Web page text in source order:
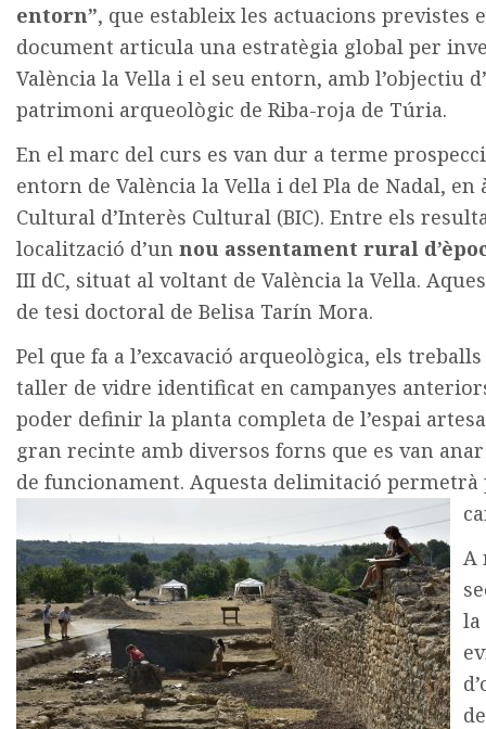
entorn”, que estableix les actuacions previstes
document articula una estratègia global per
València la Vella i el seu entorn, amb l’objectiu
patrimoni arqueològic de Riba-roja de Túria.
En el marc del curs es van dur a terme
entorn de València la Vella i del Pla de Nadal,
Cultural d’Interès Cultural (BIC). Entre els
localització d’un nou assentament rural
III dC, situat al voltant de València la Vella.
de tesi doctoral de Belisa Tarín Mora.
Pel que fa a l’excavació arqueològica, els
taller de vidre identificat en campanyes
poder definir la planta completa de l’espai
gran recinte amb diversos forns que es van
de funcionament. Aquesta delimitació
A
la